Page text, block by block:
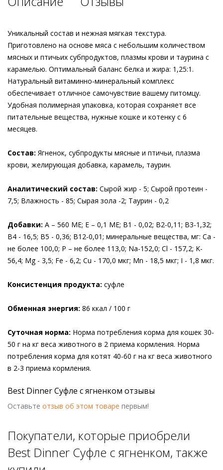
Уникальный состав и нежная мягкая текстура.
Приготовлено на основе мяса с небольшим количеством
мясных и птичьих субпродуктов, плазмы крови и таурина с
карамелью. Оптимальный баланс белка и жира: 1,25:1.
Натуральный витаминно-минеральный комплекс
обеспечивает отличное самочувствие вашему питомцу.
Удобная полимерная упаковка, которая сохраняет все
питательные вещества, нужные кошке и котенку с 6
месяцев.
Состав: Ягненок, субпродукты мясные и птичьи, плазма
крови, желирующая добавка, карамель, таурин.
Аналитический состав: Cырой жир - 5; Сырой протеин -
7,5; Влажность - 85; Сырая зола -2; Таурин - 0,2
Добавки: А – 560 МЕ; Е – 0,1 МЕ; В1 - 0,02; В2-0,11; В3-1,32;
В4 - 16,5; В5 - 0,36; В12-0,01; минеральные вещества, мг: Са -
не более 100,0; Р – не более 113,0; Na-152,0; Cl - 157,2; K-
56,4; Mg - 3,5; Fe - 6,2; Cu - 170,0 мкг; Mn - 18,5 мкг; I - 1,8 мкг.
Консистенция продукта: суфле
Обменная энергия: 86 ккал / 100 г
Суточная норма: Норма потребления корма для кошек 30-
50 г на кг веса животного в 2 приема кормления. Норма
потребления корма для котят 40-60 г на кг веса животного
в 2-3 приема кормления.
Best Dinner Суфле с ягненком отзывы
Оставьте отзыв об этом товаре первым!
Покупатели, которые приобрели
Best Dinner Суфле с ягненком, также